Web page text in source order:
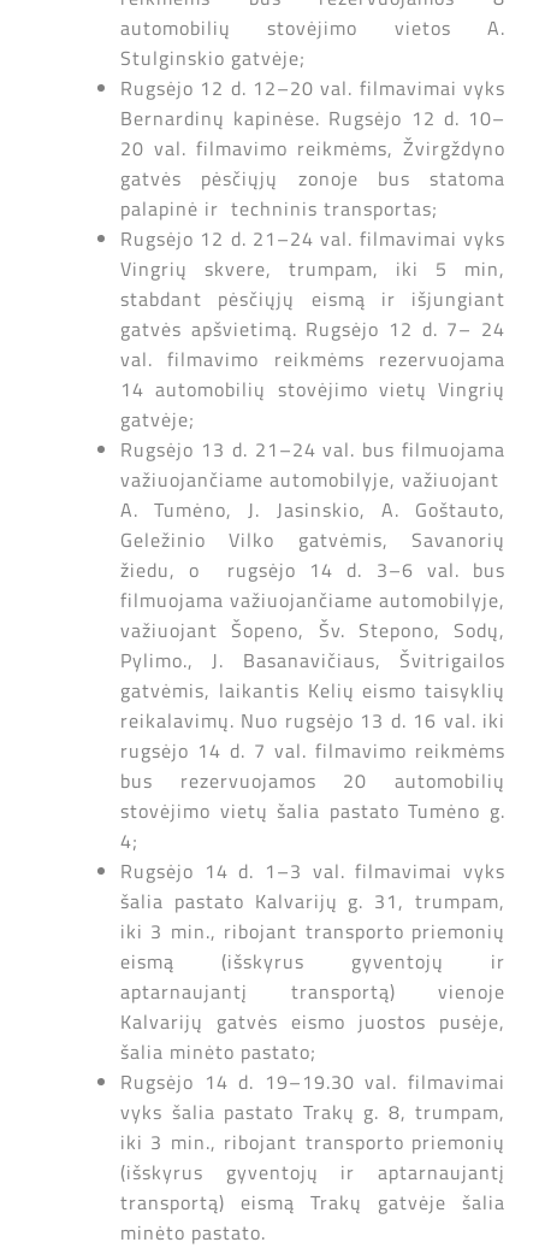
automobilių stovėjimo vietos A.
Stulginskio gatvėje;
Rugsėjo 12 d. 12–20 val. filmavimai vyks
Bernardinų kapinėse. Rugsėjo 12 d. 10–
20 val. filmavimo reikmėms, Žvirgždyno
gatvės pėsčiųjų zonoje bus statoma
palapinė ir techninis transportas;
Rugsėjo 12 d. 21–24 val. filmavimai vyks
Vingrių skvere, trumpam, iki 5 min,
stabdant pėsčiųjų eismą ir išjungiant
gatvės apšvietimą. Rugsėjo 12 d. 7– 24
val. filmavimo reikmėms rezervuojama
14 automobilių stovėjimo vietų Vingrių
gatvėje;
Rugsėjo 13 d. 21–24 val. bus filmuojama
važiuojančiame automobilyje, važiuojant
A. Tumėno, J. Jasinskio, A. Goštauto,
Geležinio Vilko gatvėmis, Savanorių
žiedu, o rugsėjo 14 d. 3–6 val. bus
filmuojama važiuojančiame automobilyje,
važiuojant Šopeno, Šv. Stepono, Sodų,
Pylimo., J. Basanavičiaus, Švitrigailos
gatvėmis, laikantis Kelių eismo taisyklių
reikalavimų. Nuo rugsėjo 13 d. 16 val. iki
rugsėjo 14 d. 7 val. filmavimo reikmėms
bus rezervuojamos 20 automobilių
stovėjimo vietų šalia pastato Tumėno g.
4;
Rugsėjo 14 d. 1–3 val. filmavimai vyks
šalia pastato Kalvarijų g. 31, trumpam,
iki 3 min., ribojant transporto priemonių
eismą (išskyrus gyventojų ir
aptarnaujantį transportą) vienoje
Kalvarijų gatvės eismo juostos pusėje,
šalia minėto pastato;
Rugsėjo 14 d. 19–19.30 val. filmavimai
vyks šalia pastato Trakų g. 8, trumpam,
iki 3 min., ribojant transporto priemonių
(išskyrus gyventojų ir aptarnaujantį
transportą) eismą Trakų gatvėje šalia
minėto pastato.